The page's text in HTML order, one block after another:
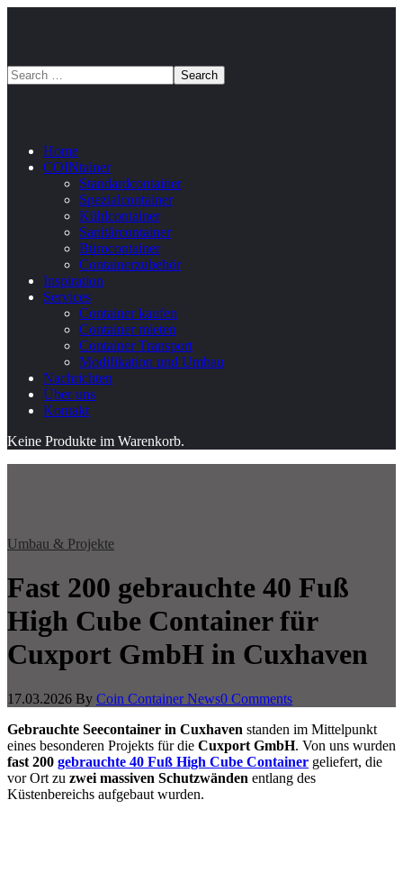
Home
COINtainer
Standardcontainer
Spezialcontainer
Kühlcontainer
Sanitärcontainer
Bürocontainer
Containerzubehör
Inspiration
Services
Container kaufen
Container mieten
Container Transport
Modifikation und Umbau
Nachrichten
Über uns
Kontakt
Keine Produkte im Warenkorb.
Umbau & Projekte
Fast 200 gebrauchte 40 Fuß
High Cube Container für
Cuxport GmbH in Cuxhaven
17.03.2026 By Coin Container News0 Comments
Gebrauchte Seecontainer in Cuxhaven standen im Mittelpunkt
eines besonderen Projekts für die Cuxport GmbH. Von uns wurden
fast 200 gebrauchte 40 Fuß High Cube Container geliefert, die
vor Ort zu zwei massiven Schutzwänden entlang des
Küstenbereichs aufgebaut wurden.